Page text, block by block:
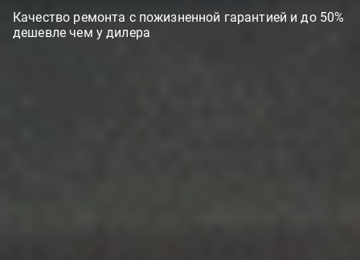
Качество ремонта с пожизненной гарантией и до 50%
дешевле чем у дилера